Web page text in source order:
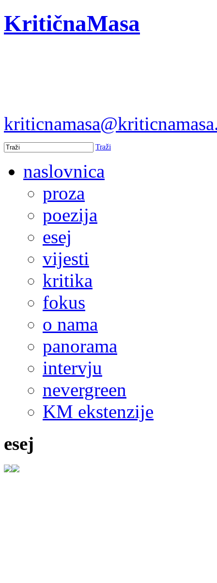
KritičnaMasa
Traži
naslovnica
proza
poezija
esej
vijesti
kritika
fokus
o nama
panorama
intervju
nevergreen
KM ekstenzije
esej